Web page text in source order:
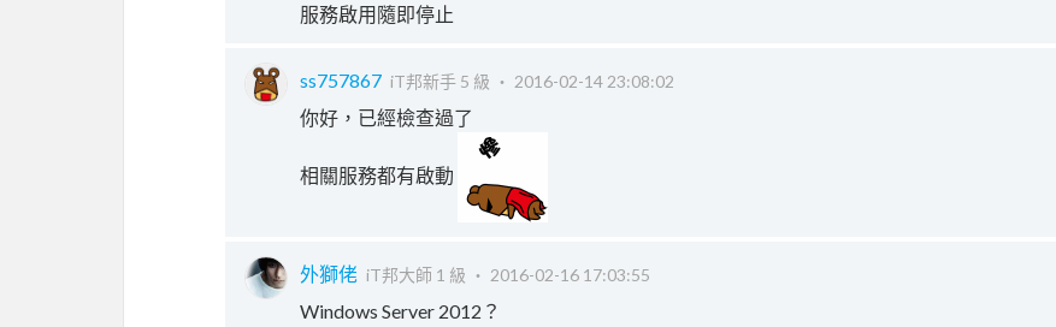
服務啟用隨即停止
ss757867 iT邦新手 5 級 ‧ 2016-02-14 23:08:02
你好，已經檢查過了
相關服務都有啟動
外獅佬 iT邦大師 1 級 ‧ 2016-02-16 17:03:55
Windows Server 2012？